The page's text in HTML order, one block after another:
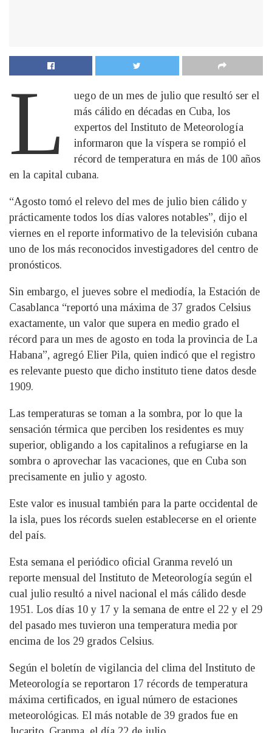
L
uego de un mes de julio que resultó ser el
más cálido en décadas en Cuba, los
expertos del Instituto de Meteorología
informaron que la víspera se rompió el
récord de temperatura en más de 100 años
en la capital cubana.
“Agosto tomó el relevo del mes de julio bien cálido y
prácticamente todos los días valores notables”, dijo el
viernes en el reporte informativo de la televisión cubana
uno de los más reconocidos investigadores del centro de
pronósticos.
Sin embargo, el jueves sobre el mediodía, la Estación de
Casablanca “reportó una máxima de 37 grados Celsius
exactamente, un valor que supera en medio grado el
récord para un mes de agosto en toda la provincia de La
Habana”, agregó Elier Pila, quien indicó que el registro
es relevante puesto que dicho instituto tiene datos desde
1909.
Las temperaturas se toman a la sombra, por lo que la
sensación térmica que perciben los residentes es muy
superior, obligando a los capitalinos a refugiarse en la
sombra o aprovechar las vacaciones, que en Cuba son
precisamente en julio y agosto.
Este valor es inusual también para la parte occidental de
la isla, pues los récords suelen establecerse en el oriente
del país.
Esta semana el periódico oficial Granma reveló un
reporte mensual del Instituto de Meteorología según el
cual julio resultó a nivel nacional el más cálido desde
1951. Los días 10 y 17 y la semana de entre el 22 y el 29
del pasado mes tuvieron una temperatura media por
encima de los 29 grados Celsius.
Según el boletín de vigilancia del clima del Instituto de
Meteorología se reportaron 17 récords de temperatura
máxima certificados, en igual número de estaciones
meteorológicas. El más notable de 39 grados fue en